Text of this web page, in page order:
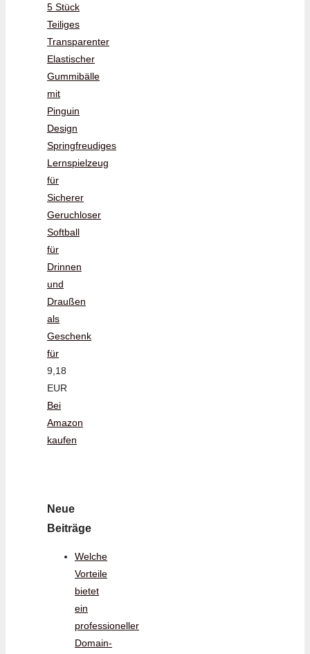
5 Stück
Teiliges
Transparenter
Elastischer
Gummibälle
mit
Pinguin
Design
Springfreudiges
Lernspielzeug
für
Sicherer
Geruchloser
Softball
für
Drinnen
und
Draußen
als
Geschenk
für
9,18
EUR
Bei
Amazon
kaufen
Neue
Beiträge
Welche
Vorteile
bietet
ein
professioneller
Domain-